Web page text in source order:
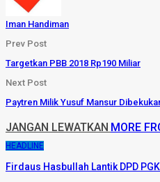
Iman Handiman
Prev Post
Targetkan PBB 2018 Rp190 Miliar
Next Post
Paytren Milik Yusuf Mansur
JANGAN LEWATKAN MORE
HEADLINE
Firdaus Hasbullah Lantik DPD